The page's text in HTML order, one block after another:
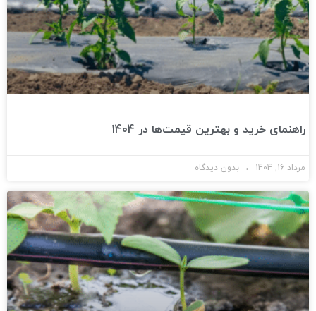
راهنمای خرید و بهترین قیمت‌ها در 1404
مرداد 16, 1404 بدون دیدگاه